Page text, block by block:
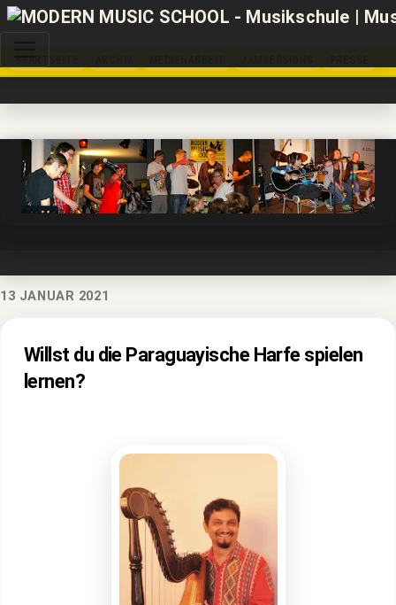
STARTSEITE
13 JANUAR 2021
Willst du die Paraguayische Harfe spielen
lernen?